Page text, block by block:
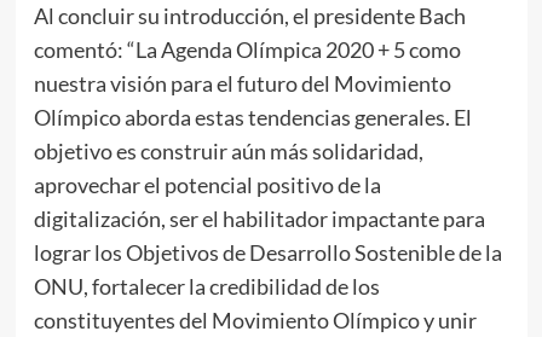
Al concluir su introducción, el presidente Bach
comentó: “La Agenda Olímpica 2020 + 5 como
nuestra visión para el futuro del Movimiento
Olímpico aborda estas tendencias generales. El
objetivo es construir aún más solidaridad,
aprovechar el potencial positivo de la
digitalización, ser el habilitador impactante para
lograr los Objetivos de Desarrollo Sostenible de la
ONU, fortalecer la credibilidad de los
constituyentes del Movimiento Olímpico y unir